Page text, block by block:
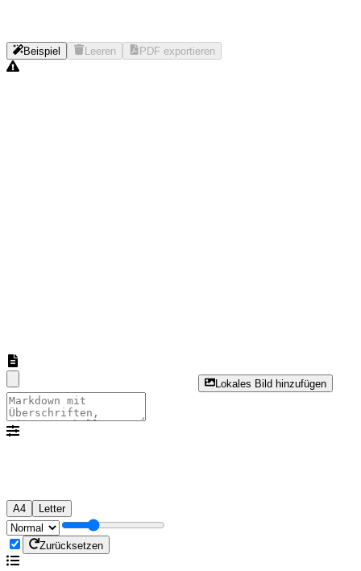
Beispiel Leeren PDF exportieren
Lokales Bild hinzufügen
A4 Letter
Zurücksetzen